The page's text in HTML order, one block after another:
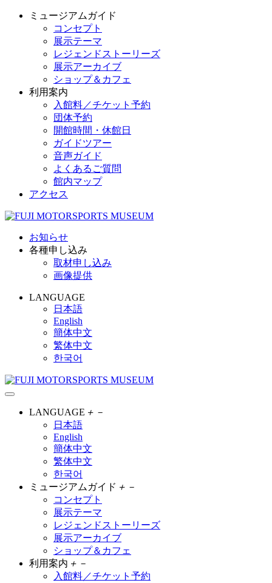
ミュージアムガイド
コンセプト
展示テーマ
レジェンドストーリーズ
展示アーカイブ
ショップ＆カフェ
利用案内
入館料／チケット予約
団体予約
開館時間・休館日
ガイドツアー
音声ガイド
よくあるご質問
館内マップ
アクセス
お知らせ
各種申し込み
取材申し込み
画像提供
LANGUAGE
日本語
English
簡体中文
繁体中文
한국어
LANGUAGE ＋ －
日本語
English
簡体中文
繁体中文
한국어
ミュージアムガイド ＋ －
コンセプト
展示テーマ
レジェンドストーリーズ
展示アーカイブ
ショップ＆カフェ
利用案内 ＋ －
入館料／チケット予約